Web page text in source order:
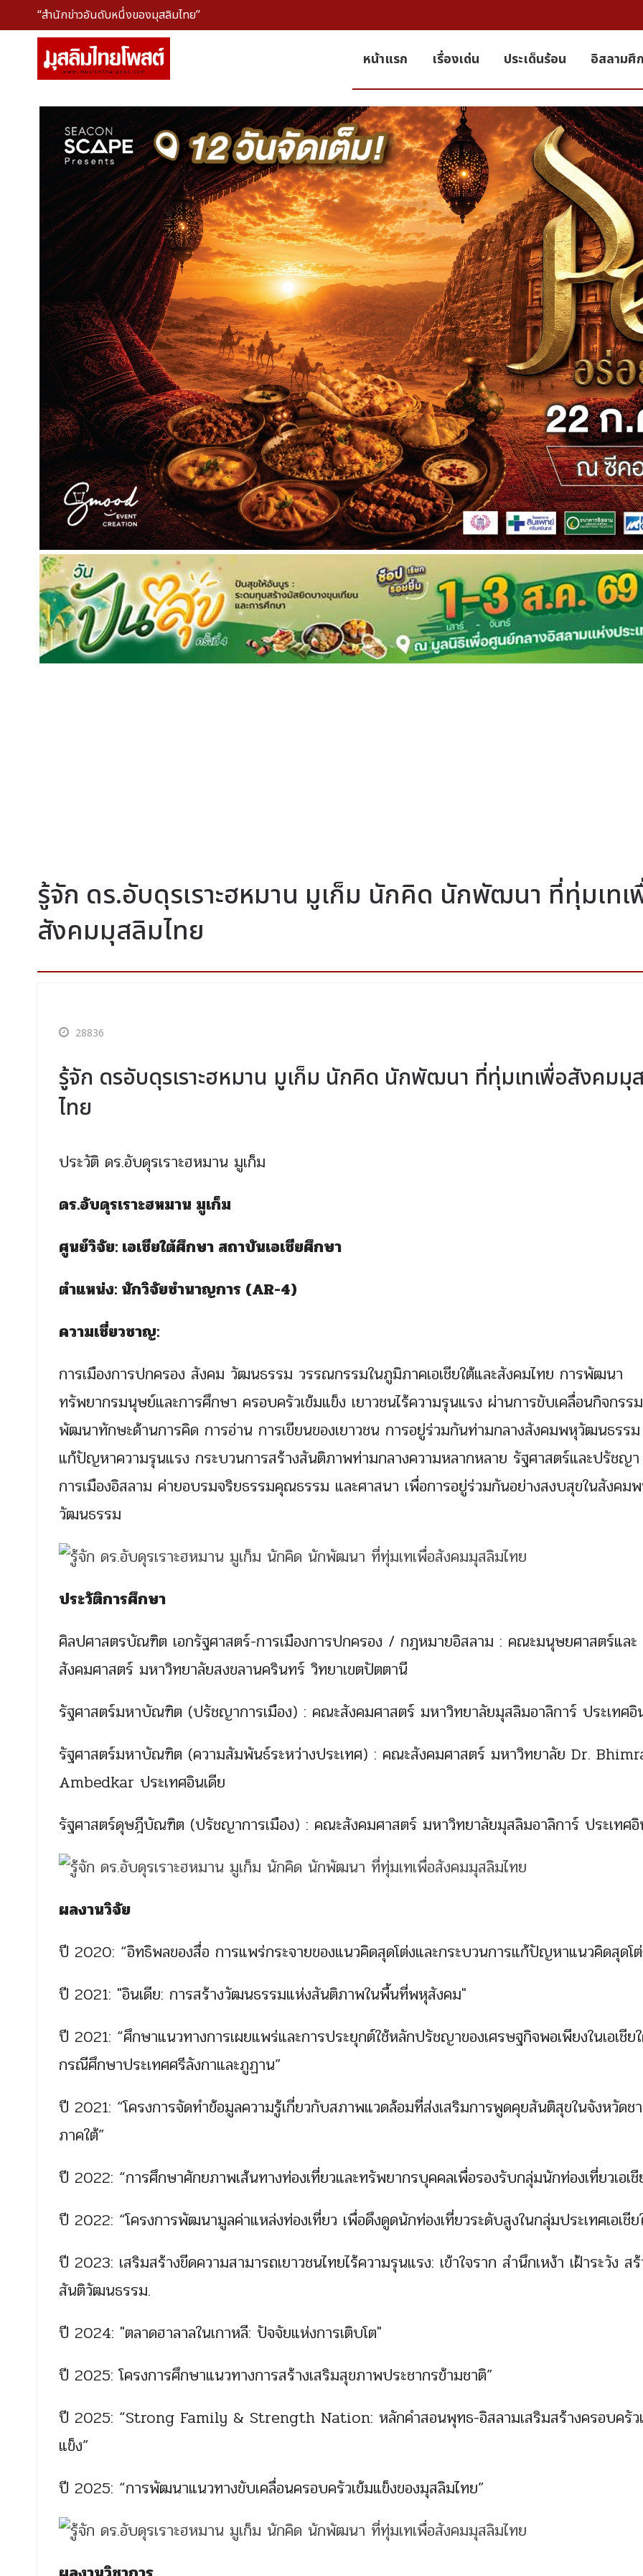
“สำนักข่าวอันดับหนึ่งของมุสลิมไทย”
หน้าแรก เรื่องเด่น ประเด็นร้อน อิสลามศึ
รู้จัก ดร.อับดุรเราะฮหมาน มูเก็ม นักคิด นักพัฒนา ที่ทุ่มเทเ
สังคมมุสลิมไทย
28836
รู้จัก ดรอับดุรเราะฮหมาน มูเก็ม นักคิด นักพัฒนา ที่ทุ่มเทเพื่อสังคมมุ
ไทย
ประวัติ ดร.อับดุรเราะฮหมาน มูเก็ม
ดร.อับดุรเราะฮหมาน มูเก็ม
ศูนย์วิจัย: เอเชียใต้ศึกษา สถาบันเอเชียศึกษา
ตำแหน่ง: นักวิจัยชำนาญการ (AR-4)
ความเชี่ยวชาญ:
การเมืองการปกครอง สังคม วัฒนธรรม วรรณกรรมในภูมิภาคเอเชียใต้และสังคมไทย การพัฒนา
ทรัพยากรมนุษย์และการศึกษา ครอบครัวเข้มแข็ง เยาวชนไร้ความรุนแรง ผ่านการขับเคลื่อนกิจกรรม
พัฒนาทักษะด้านการคิด การอ่าน การเขียนของเยาวชน การอยู่ร่วมกันท่ามกลางสังคมพหุวัฒนธรร
แก้ปัญหาความรุนแรง กระบวนการสร้างสันติภาพท่ามกลางความหลากหลาย รัฐศาสตร์และปรัชญา
การเมืองอิสลาม ค่ายอบรมจริยธรรมคุณธรรม และศาสนา เพื่อการอยู่ร่วมกันอย่างสงบสุขในสังคม
วัฒนธรรม
ประวัติการศึกษา
ศิลปศาสตรบัณฑิต เอกรัฐศาสตร์-การเมืองการปกครอง / กฎหมายอิสลาม : คณะมนุษยศาสตร์และ
สังคมศาสตร์ มหาวิทยาลัยสงขลานครินทร์ วิทยาเขตปัตตานี
รัฐศาสตร์มหาบัณฑิต (ปรัชญาการเมือง) : คณะสังคมศาสตร์ มหาวิทยาลัยมุสลิมอาลิการ์ ประเทศ
รัฐศาสตร์มหาบัณฑิต (ความสัมพันธ์ระหว่างประเทศ) : คณะสังคมศาสตร์ มหาวิทยาลัย Dr.
Ambedkar ประเทศอินเดีย
รัฐศาสตร์ดุษฎีบัณฑิต (ปรัชญาการเมือง) : คณะสังคมศาสตร์ มหาวิทยาลัยมุสลิมอาลิการ์ ประเทศอิ
ผลงานวิจัย
ปี 2020: “อิทธิพลของสื่อ การแพร่กระจายของแนวคิดสุดโต่งและกระบวนการแก้ปัญหาแนวคิดสุดโ
ปี 2021: "อินเดีย: การสร้างวัฒนธรรมแห่งสันติภาพในพื้นที่พหุสังคม"
ปี 2021: “ศึกษาแนวทางการเผยแพร่และการประยุกต์ใช้หลักปรัชญาของเศรษฐกิจพอเพียงในเอเชีย
กรณีศึกษาประเทศศรีลังกาและภูฏาน”
ปี 2021: “โครงการจัดทำข้อมูลความรู้เกี่ยวกับสภาพแวดล้อมที่ส่งเสริมการพูดคุยสันติสุขในจังหวัดช
ภาคใต้”
ปี 2022: “การศึกษาศักยภาพเส้นทางท่องเที่ยวและทรัพยากรบุคคลเพื่อรองรับกลุ่มนักท่องเที่ยวเอเชี
ปี 2022: “โครงการพัฒนามูลค่าแหล่งท่องเที่ยว เพื่อดึงดูดนักท่องเที่ยวระดับสูงในกลุ่มประเทศเอเชีย
ปี 2023: เสริมสร้างขีดความสามารถเยาวชนไทยไร้ความรุนแรง: เข้าใจราก สํานึกเหง้า เฝ้าระวัง ส
สันติวัฒนธรรม.
ปี 2024: "ตลาดฮาลาลในเกาหลี: ปัจจัยแห่งการเติบโต"
ปี 2025: โครงการศึกษาแนวทางการสร้างเสริมสุขภาพประชากรข้ามชาติ”
ปี 2025: “Strong Family & Strength Nation: หลักคำสอนพุทธ-อิสลามเสริมสร้างครอบครัว
แข็ง”
ปี 2025: “การพัฒนาแนวทางขับเคลื่อนครอบครัวเข้มแข็งของมุสลิมไทย”